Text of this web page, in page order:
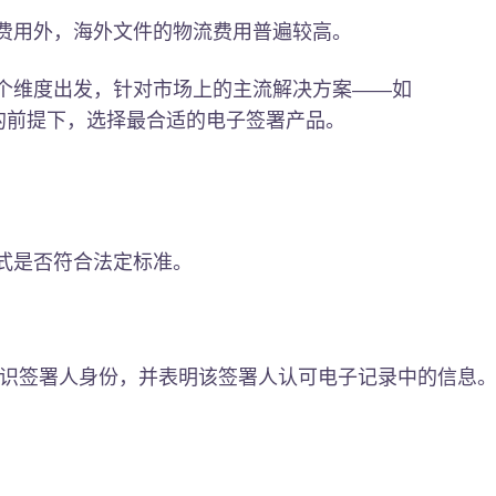
外，海外文件的物流费用普遍较高。
维度出发，针对市场上的主流解决方案——如
提下，选择最合适的电子签署产品。
否符合法定标准。
签署人身份，并表明该签署人认可电子记录中的信息。